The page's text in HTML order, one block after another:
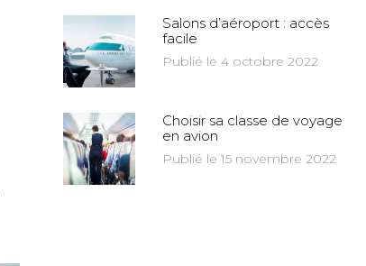
Salons d’aéroport : accès
facile
Publié le 4 octobre 2022
Choisir sa classe de voyage
en avion
Publié le 15 novembre 2022